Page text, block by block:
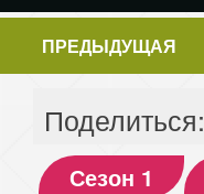
ПРЕДЫДУЩАЯ
Поделиться:
Сезон 1